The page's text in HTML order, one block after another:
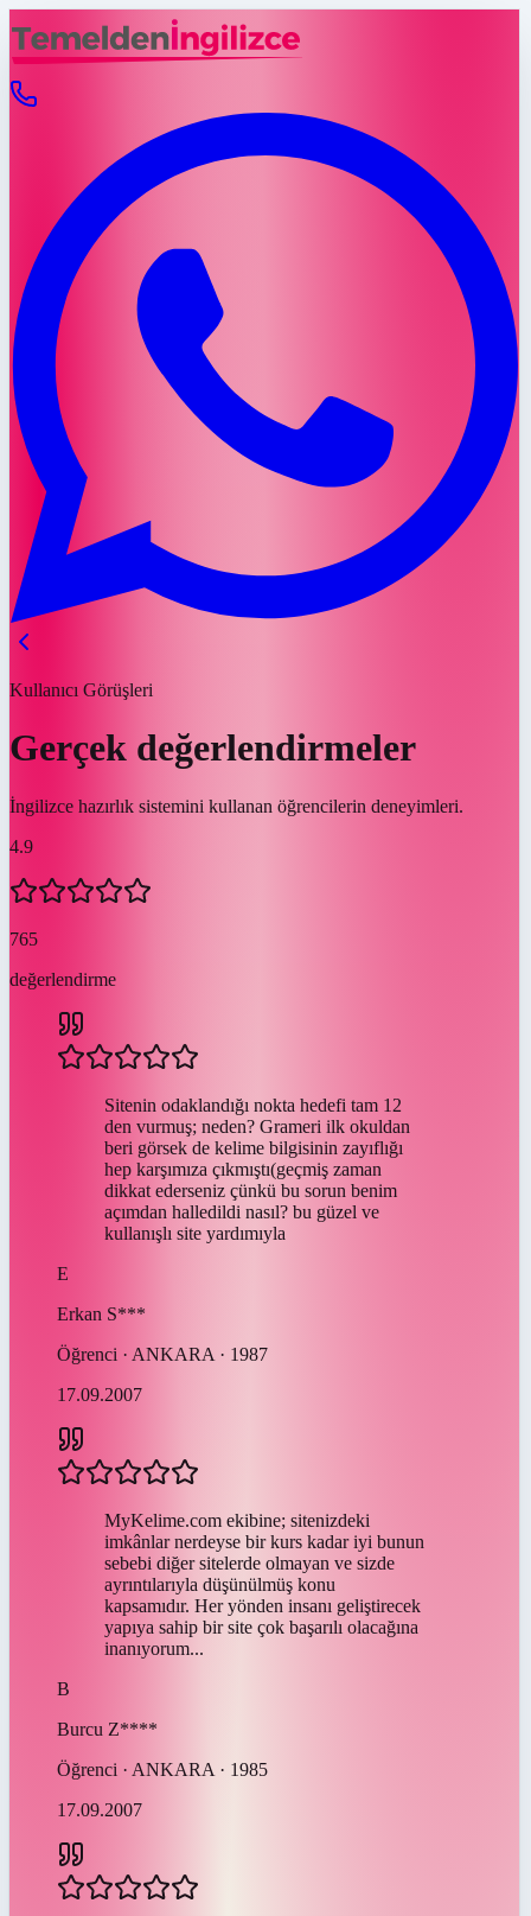
Kullanıcı Görüşleri
Gerçek değerlendirmeler
İngilizce hazırlık sistemini kullanan öğrencilerin deneyimleri.
4.9
765
değerlendirme
Sitenin odaklandığı nokta hedefi tam 12
den vurmuş; neden? Grameri ilk okuldan
beri görsek de kelime bilgisinin zayıflığı
hep karşımıza çıkmıştı(geçmiş zaman
dikkat ederseniz çünkü bu sorun benim
açımdan halledildi nasıl? bu güzel ve
kullanışlı site yardımıyla
E
Erkan S***
Öğrenci · ANKARA · 1987
17.09.2007
MyKelime.com ekibine; sitenizdeki
imkânlar nerdeyse bir kurs kadar iyi bunun
sebebi diğer sitelerde olmayan ve sizde
ayrıntılarıyla düşünülmüş konu
kapsamıdır. Her yönden insanı geliştirecek
yapıya sahip bir site çok başarılı olacağına
inanıyorum...
B
Burcu Z****
Öğrenci · ANKARA · 1985
17.09.2007